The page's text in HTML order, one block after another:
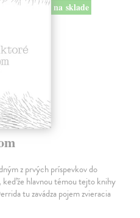
na sklade
z prvých príspevkov do
hlavnou témou tejto knihy
tu zavádza pojem zvieracia